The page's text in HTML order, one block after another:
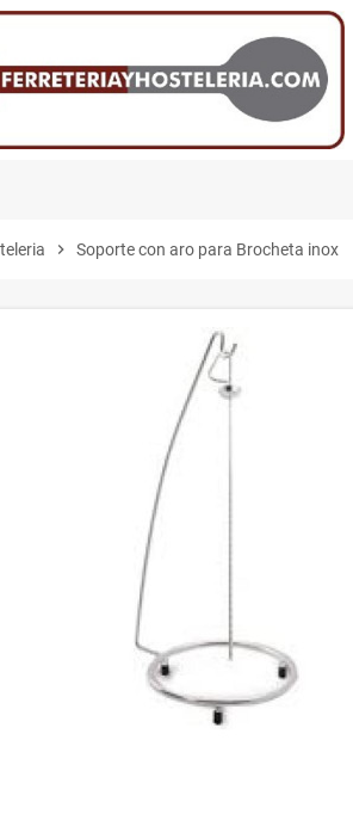
chevron_right Soporte con aro para Brocheta inox